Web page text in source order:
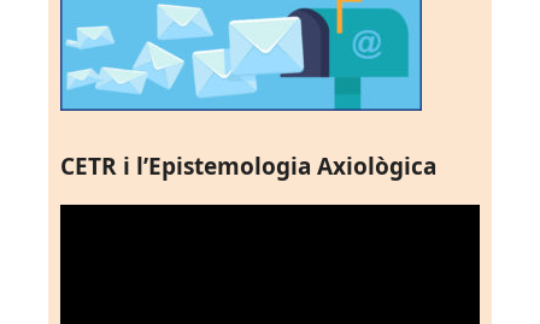
CETR i l’Epistemologia Axiològica